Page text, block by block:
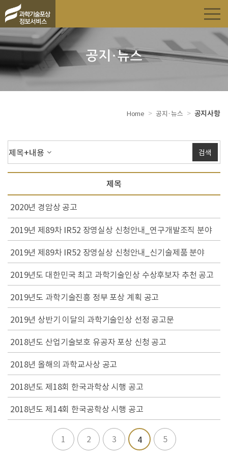
공지·뉴스
Home > 공지·뉴스 > 공지사항
제목+내용 검색
제목
2020년 경암상 공고
2019년 제89차 IR52 장영실상 신청안내_연구개발조직 분야
2019년 제89차 IR52 장영실상 신청안내_신기술제품 분야
2019년도 대한민국 최고 과학기술인상 수상후보자 추천 공고
2019년도 과학기술진흥 정부 포상 계획 공고
2019년 상반기 이달의 과학기술인상 선정 공고문
2018년도 산업기술보호 유공자 포상 신청 공고
2018년 올해의 과학교사상 공고
2018년도 제18회 한국과학상 시행 공고
2018년도 제14회 한국공학상 시행 공고
1 2 3 4 5